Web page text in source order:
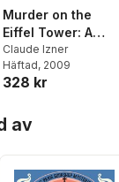
Murder on the
Eiffel Tower: A
Victor Legris
Mystery
Claude Izner
Häftad, 2009
328 kr
av